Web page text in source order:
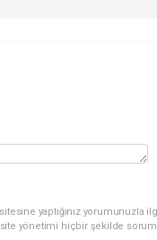
yaptığınız yorumunuzla
site yönetimi hiçbir şekilde